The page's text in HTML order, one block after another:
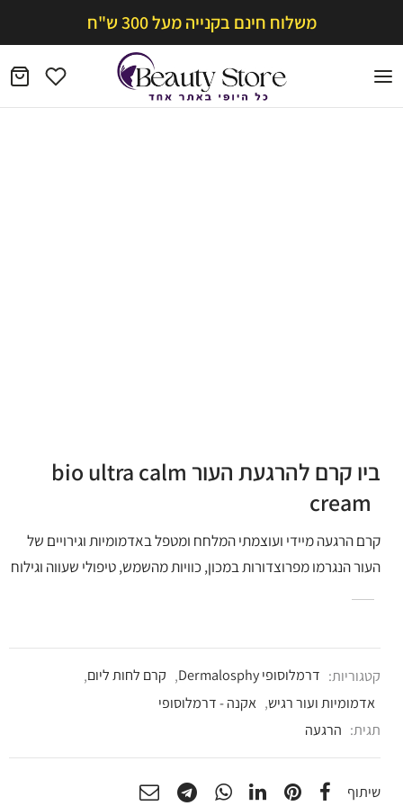
משלוח חינם בקנייה מעל 300 ש"ח
ביו קרם להרגעת העור bio ultra calm
cream
קרם הרגעה מיידי ועוצמתי המלחח ומטפל באדמומיות וגירויים של
העור הנגרמו מפרוצדורות במכון, כוויות מהשמש, טיפולי שעווה וגילוח
קטגוריות: דרמלוסופי Dermalosphy , קרם לחות ליום,
אדמומיות ועור רגיש, אקנה - דרמלוסופי
תגית: הרגעה
שיתוף